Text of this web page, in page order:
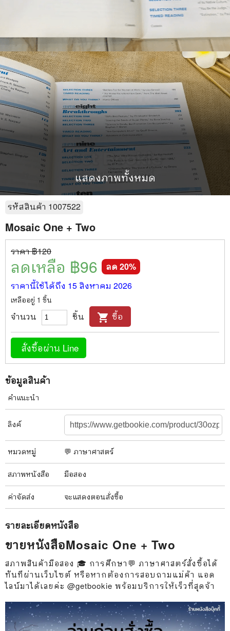
แสดงภาพทั้งหมด
รหัสสินค้า 1007522
Mosaic One + Two
ราคา ฿120
ลดเหลือ ฿96 ลด 20%
ราคานี้ใช้ได้ถึง 15 สิงหาคม 2026
เหลืออยู่ 1 ชิ้น
จำนวน ชิ้น shopping_cart ซื้อ
สั่งซื้อผ่าน Line
ข้อมูลสินค้า
คำแนะนำ
ลิงค์
หมวดหมู่ 💬 ภาษาศาสตร์
สภาพหนังสือ มือสอง
ค่าจัดส่ง จะแสดงตอนสั่งซื้อ
รายละเอียดหนังสือ
ขายหนังสือMosaic One + Two
สภาพสินค้ามือสอง 🎓 การศึกษา💬 ภาษาศาสตร์สั่งซื้อได้
ทันทีผ่านเว็บไซต์ หรือหากต้องการสอบถามแม่ค้า แอด
ไลน์มาได้เลยค่ะ @getbookie พร้อมบริการให้เร็วที่สุดจ้า